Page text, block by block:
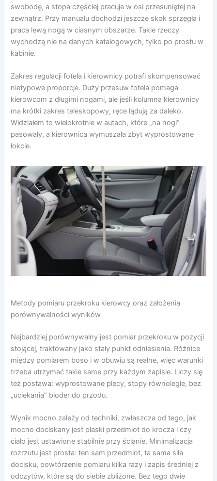
swobodę, a stopa częściej pracuje w osi przesuniętej na
zewnątrz. Przy manualu dochodzi jeszcze skok sprzęgła i
praca lewą nogą w ciasnym obszarze. Takie rzeczy
wychodzą nie na danych katalogowych, tylko po prostu w
kabinie.
Zakres regulacji fotela i kierownicy potrafi skompensować
nietypowe proporcje. Duży przesuw fotela pomaga
kierowcom z długimi nogami, ale jeśli kolumna kierownicy
ma krótki zakres teleskopowy, ręce lądują za daleko.
Widziałem to wielokrotnie w autach, które „na nogi”
pasowały, a kierownica wymuszała zbyt wyprostowane
łokcie.
Metody pomiaru przekroku kierowcy oraz założenia
porównywalności wyników
Najbardziej porównywalny jest pomiar przekroku w pozycji
stojącej, traktowany jako stały punkt odniesienia. Różnice
między pomiarem boso i w obuwiu są realne, więc warunki
trzeba utrzymać takie same przy każdym zapisie. Liczy się
też postawa: wyprostowane plecy, stopy równolegle, bez
„uciekania” bioder do przodu.
Wynik mocno zależy od techniki, zwłaszcza od tego, jak
mocno dociskany jest płaski przedmiot do krocza i czy
ciało jest ustawione stabilnie przy ścianie. Minimalizacja
rozrzutu jest prosta: ten sam przedmiot, ta sama siła
docisku, powtórzenie pomiaru kilka razy i zapis średniej z
odczytów, które są do siebie zbliżone. Bez tego dwie